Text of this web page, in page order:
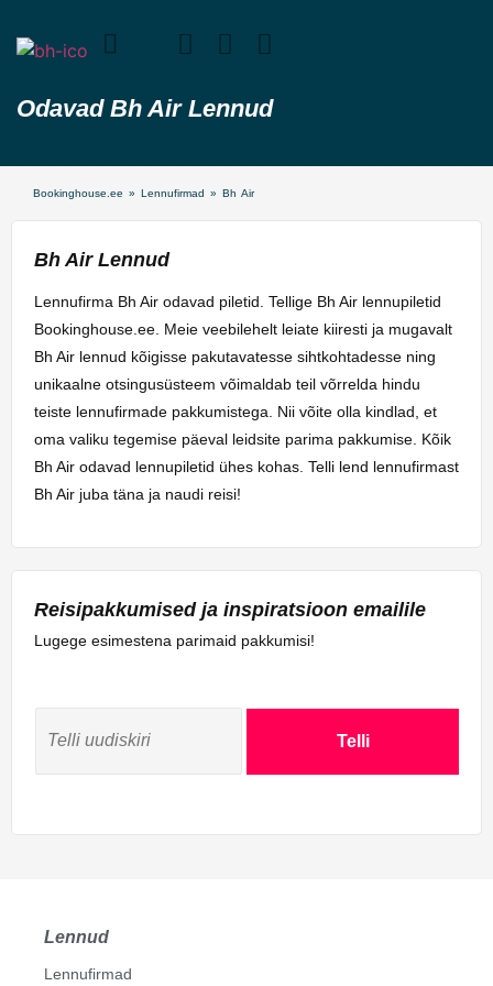
Odavad Bh Air Lennud
Bookinghouse.ee » Lennufirmad » Bh Air
Bh Air Lennud
Lennufirma Bh Air odavad piletid. Tellige Bh Air lennupiletid
Bookinghouse.ee. Meie veebilehelt leiate kiiresti ja mugavalt
Bh Air lennud kõigisse pakutavatesse sihtkohtadesse ning
unikaalne otsingusüsteem võimaldab teil võrrelda hindu
teiste lennufirmade pakkumistega. Nii võite olla kindlad, et
oma valiku tegemise päeval leidsite parima pakkumise. Kõik
Bh Air odavad lennupiletid ühes kohas. Telli lend lennufirmast
Bh Air juba täna ja naudi reisi!
Reisipakkumised ja inspiratsioon emailile
Lugege esimestena parimaid pakkumisi!
Telli
Lennud
Lennufirmad